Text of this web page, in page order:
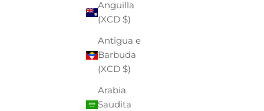
Anguilla
(XCD $)
Antigua e
Barbuda
(XCD $)
Arabia
Saudita